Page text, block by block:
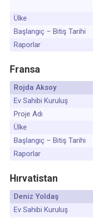
Ülke
Başlangıç – Bitiş Tarihi
Raporlar
Fransa
Rojda Aksoy
Ev Sahibi Kuruluş
Proje Adı
Ülke
Başlangıç – Bitiş Tarihi
Raporlar
Hırvatistan
Deniz Yoldaş
Ev Sahibi Kuruluş